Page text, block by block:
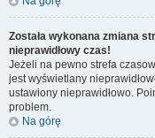
Została wykonana zmiana
nieprawidłowy czas!
Jeżeli na pewno strefa
jest wyświetlany
ustawiony nieprawidłowo.
problem.
Na górę